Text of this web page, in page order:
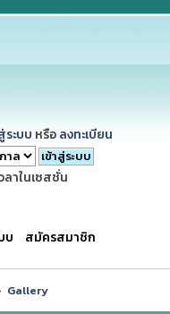
ระบบ หรือ ลงทะเบียน
ลาในเซสชั่น
บ สมัครสมาชิก
Gallery